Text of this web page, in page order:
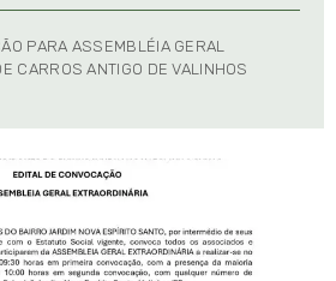
PARA ASSEMBLÉIA GERAL
CARROS ANTIGO DE VALINHOS